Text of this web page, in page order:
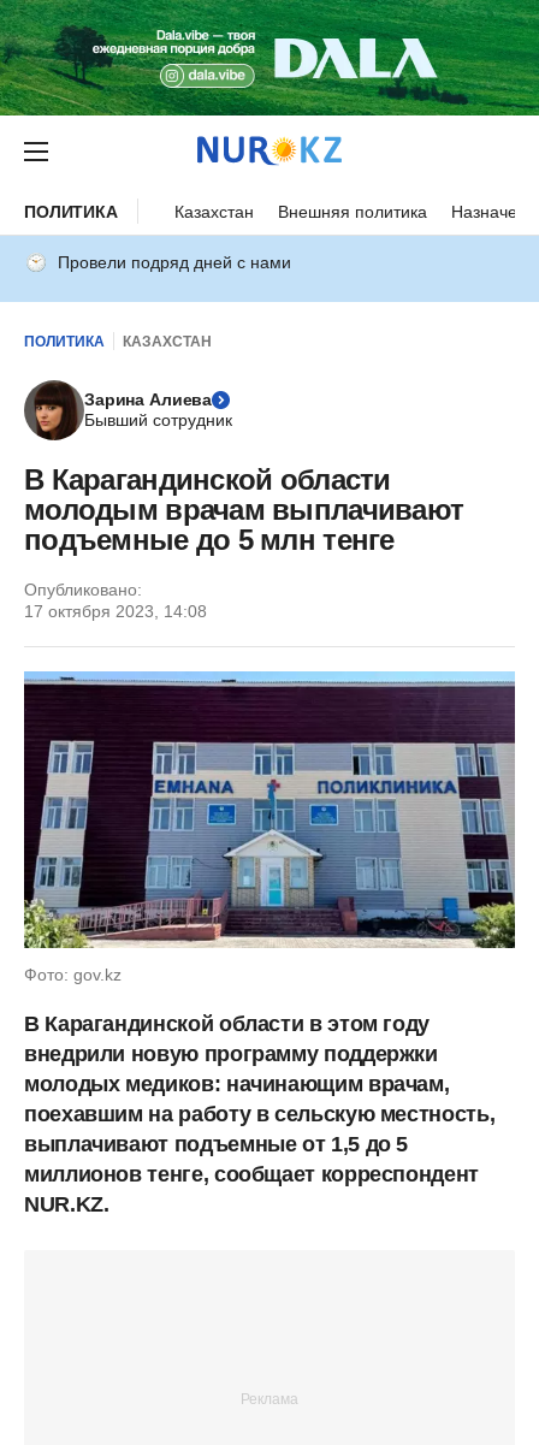
ПОЛИТИКА Казахстан Внешняя политика
Провели подряд дней с нами
ПОЛИТИКА КАЗАХСТАН
Зарина Алиева
Бывший сотрудник
В Карагандинской области
молодым врачам выплачивают
подъемные до 5 млн тенге
Опубликовано:
17 октября 2023, 14:08
Фото: gov.kz
В Карагандинской области в этом году
внедрили новую программу поддержки
молодых медиков: начинающим врачам,
поехавшим на работу в сельскую местность,
выплачивают подъемные от 1,5 до 5
миллионов тенге, сообщает корреспондент
NUR.KZ.